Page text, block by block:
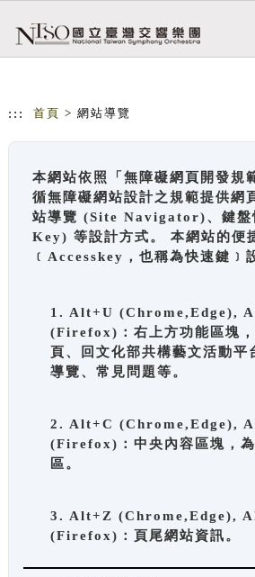
::: 首頁 > 網站導覽
本網站依照「無障礙網頁開發規
循無障礙網站設計之規範提供網
站導覽 (Site Navigator)、鍵盤
Key) 等設計方式。 本網站的便
﹝Accesskey，也稱為快速鍵﹞
1. Alt+U (Chrome,Edge),
(Firefox)：右上方功能區塊
頁、回文化部共構藝文活動平
導覽、常見問題等。
2. Alt+C (Chrome,Edge),
(Firefox)：中央內容區塊，
區。
3. Alt+Z (Chrome,Edge),
(Firefox)：頁尾網站資訊。